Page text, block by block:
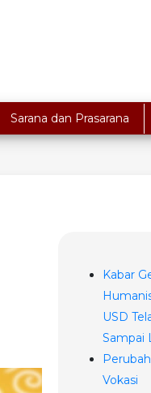
Sarana dan Prasarana
Kabar
USD
Sampai
Vokasi